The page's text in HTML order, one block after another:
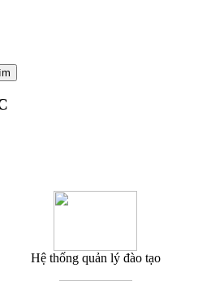
học 2026 - 2027
biến, giáo dục pháp luật về
tiêu cực năm 2026
đột lợi ích năm 2026
hạng chức danh nghề nghiệp
nghề nghiệp từ hạng III lên
Hệ thống quản lý đào tạo